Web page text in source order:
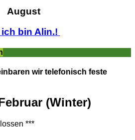
August
ich bin Alin.!
wir telefonisch feste
(Winter)
***